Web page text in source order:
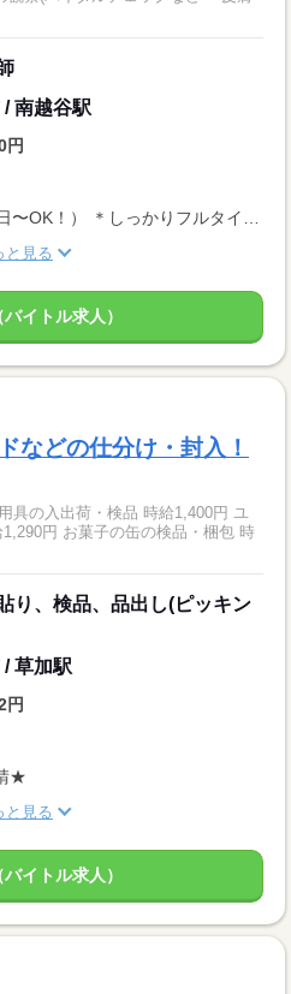
南越谷駅
円
【シフト制】単発OK（1日〜OK！） ＊しっかりフルタイム勤務で働きたい方 ＊単発や固定シフトもOK！ ＊扶養内勤務・WワークもOK！
と見る
イトル求人）
などの仕分け・封入！
具の入出荷・検品 時給1,400円 ユ
円 お菓子の缶の検品・梱包 時
り、検品、品出し(ピッキン
草加駅
円
★
と見る
イトル求人）